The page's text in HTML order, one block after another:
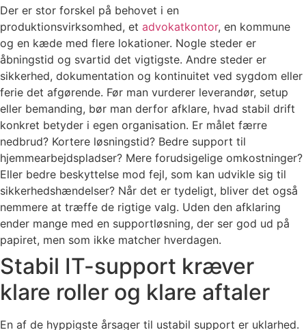
Der er stor forskel på behovet i en
produktionsvirksomhed, et advokatkontor, en kommune
og en kæde med flere lokationer. Nogle steder er
åbningstid og svartid det vigtigste. Andre steder er
sikkerhed, dokumentation og kontinuitet ved sygdom eller
ferie det afgørende. Før man vurderer leverandør, setup
eller bemanding, bør man derfor afklare, hvad stabil drift
konkret betyder i egen organisation. Er målet færre
nedbrud? Kortere løsningstid? Bedre support til
hjemmearbejdspladser? Mere forudsigelige omkostninger?
Eller bedre beskyttelse mod fejl, som kan udvikle sig til
sikkerhedshændelser? Når det er tydeligt, bliver det også
nemmere at træffe de rigtige valg. Uden den afklaring
ender mange med en supportløsning, der ser god ud på
papiret, men som ikke matcher hverdagen.
Stabil IT-support kræver
klare roller og klare aftaler
En af de hyppigste årsager til ustabil support er uklarhed.